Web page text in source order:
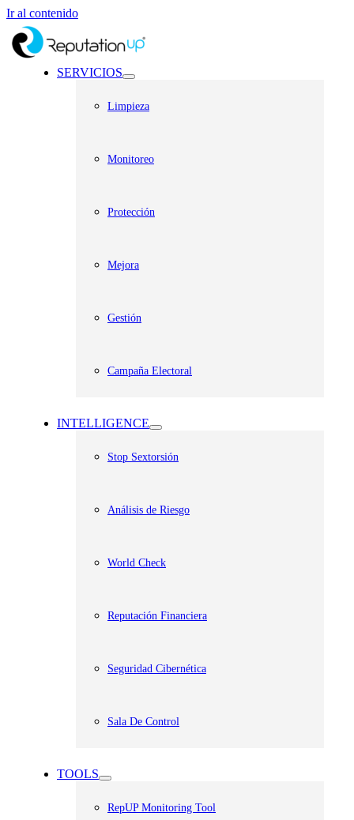
Ir al contenido
SERVICIOS
Limpieza
Monitoreo
Protección
Mejora
Gestión
Campaña Electoral
INTELLIGENCE
Stop Sextorsión
Análisis de Riesgo
World Check
Reputación Financiera
Seguridad Cibernética
Sala De Control
TOOLS
RepUP Monitoring Tool